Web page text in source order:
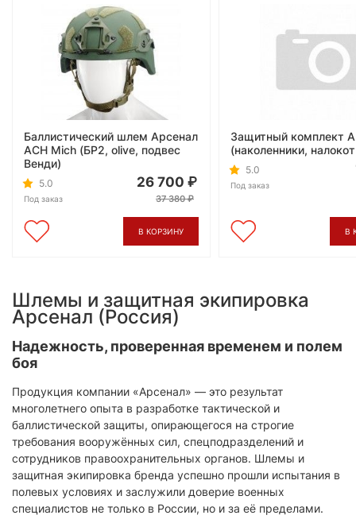
Баллистический шлем Арсенал
ACH Mich (БР2, olive, подвес
Венди)
5.0
Под заказ
26 700
37 380
В КОРЗИНУ
Защитный комплект
(наколенники,
5.0
Под заказ
В
Шлемы и защитная экипировка
Арсенал (Россия)
Надежность, проверенная временем и полем
боя
Продукция компании «Арсенал» — это результат
многолетнего опыта в разработке тактической и
баллистической защиты, опирающегося на строгие
требования вооружённых сил, спецподразделений и
сотрудников правоохранительных органов. Шлемы и
защитная экипировка бренда успешно прошли испытания в
полевых условиях и заслужили доверие военных
специалистов не только в России, но и за её пределами.